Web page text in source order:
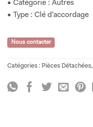
• Catégorie : Autres
• Type : Clé d’accordage
Nous contacter
Catégories : Pièces Détachées,